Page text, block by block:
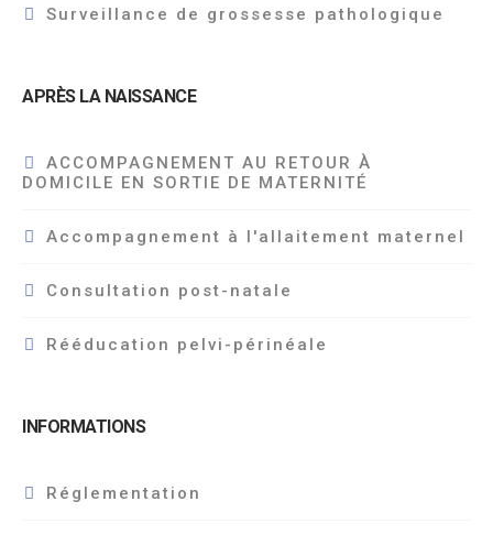
Surveillance de grossesse pathologique
APRÈS LA NAISSANCE
ACCOMPAGNEMENT AU RETOUR À
DOMICILE EN SORTIE DE MATERNITÉ
Accompagnement à l'allaitement maternel
Consultation post-natale
Rééducation pelvi-périnéale
INFORMATIONS
Réglementation